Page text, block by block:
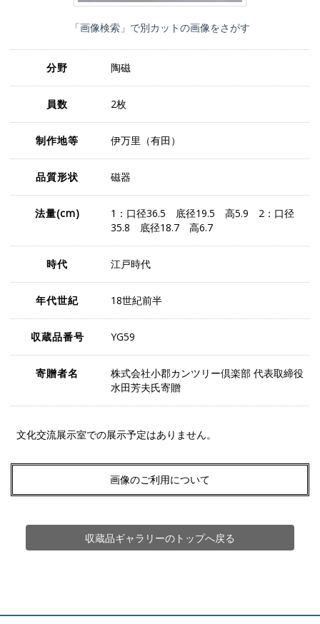
「画像検索」で別カットの画像をさがす
分野 陶磁
員数 2枚
制作地等 伊万里（有田）
品質形状 磁器
法量(cm)
1：口径36.5 底径19.5 高5.9 2：口径
35.8 底径18.7 高6.7
時代 江戸時代
年代世紀 18世紀前半
収蔵品番号 YG59
寄贈者名
株式会社小郡カンツリー倶楽部 代表取締役
水田芳夫氏寄贈
文化交流展示室での展示予定はありません。
画像のご利用について
収蔵品ギャラリーのトップへ戻る